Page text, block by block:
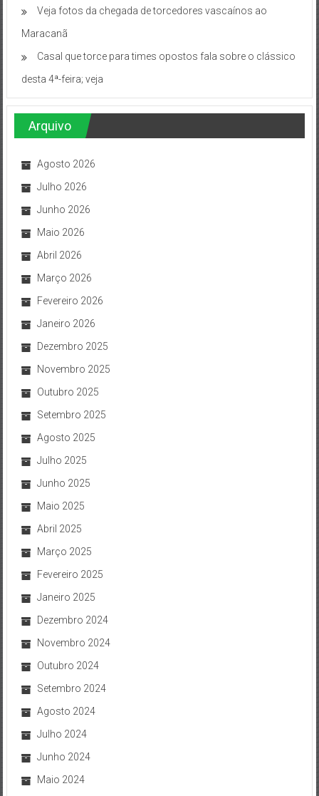
Veja fotos da chegada de torcedores vascaínos ao
Maracanã
Casal que torce para times opostos fala sobre o clássico
desta 4ª-feira; veja
Arquivo
Agosto 2026
Julho 2026
Junho 2026
Maio 2026
Abril 2026
Março 2026
Fevereiro 2026
Janeiro 2026
Dezembro 2025
Novembro 2025
Outubro 2025
Setembro 2025
Agosto 2025
Julho 2025
Junho 2025
Maio 2025
Abril 2025
Março 2025
Fevereiro 2025
Janeiro 2025
Dezembro 2024
Novembro 2024
Outubro 2024
Setembro 2024
Agosto 2024
Julho 2024
Junho 2024
Maio 2024